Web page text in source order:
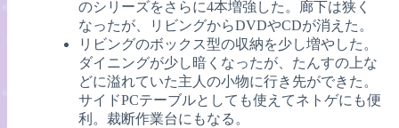
のシリーズをさらに4本増強した。廊下は狭く
なったが、リビングからDVDやCDが消えた。
リビングのボックス型の収納を少し増やした。
ダイニングが少し暗くなったが、たんすの上な
どに溢れていた主人の小物に行き先ができた。
サイドPCテーブルとしても使えてネトゲにも便
利。裁断作業台にもなる。